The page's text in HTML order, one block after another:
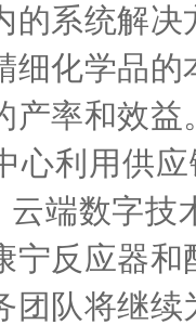
的系统解
细化学品的
产率和效益
心利用供
云端数字技
宁反应器和
团队将继